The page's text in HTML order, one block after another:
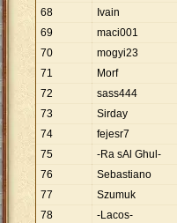
68
Ivain
69
maci001
70
mogyi23
71
Morf
72
sass444
73
Sirday
74
fejesr7
75
-Ra sAl Ghul-
76
Sebastiano
77
Szumuk
78
-Lacos-